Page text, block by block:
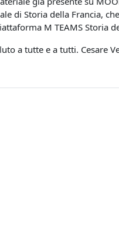
di Storia della Francia,
M TEAMS Storia
a tutte e a tutti. Cesare